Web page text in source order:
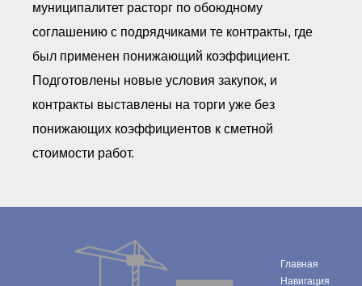
муниципалитет расторг по обоюдному
соглашению с подрядчиками те контракты, где
был применен понижающий коэффициент.
Подготовлены новые условия закупок, и
контракты выставлены на торги уже без
понижающих коэффициентов к сметной
стоимости работ.
Главная
Навигация